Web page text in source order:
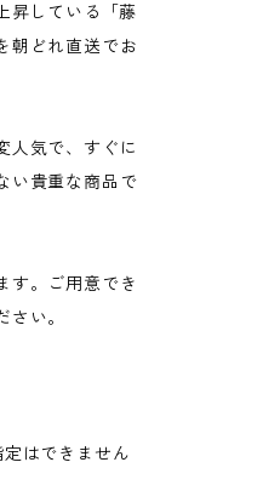
昇している「藤
朝どれ直送でお
人気で、すぐに
い貴重な商品で
す。ご用意でき
い。
はできません